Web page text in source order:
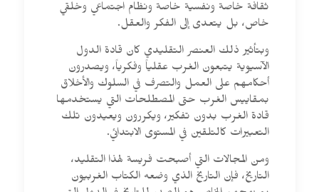
ثقافة خاصة ونفسية خاصة ونظام اجتماعي وخلقي
خاص، بل يتعدى إلى الفكر والعقل.
وبتأثير ذلك العنصر التقليدي كان قادة الدول
الآسيوية يتبعون الغرب عقلياً وفكرياً، ويصدرون
أحكامهم على العمل والتصرف في السلوك والأخلاق
بمقاييس الغرب حتى المصطلحات التي يستخدمها
قادة الغرب بدون تفكير، ويكررون ويعيدون تلك
التعبيرات كالتلقين في المستوى الابتدائي.
ومن المجالات التي أصبحت فريسة لهذا التقليد،
التاريخ، فإن التاريخ الذي وضعه الكتاب الغربيون